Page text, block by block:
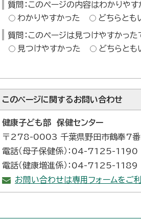
質問：このページの内容はわかりや
わかりやすかった
どちらとも
質問：このページは見つけやすかった
見つけやすかった
どちらとも
このページに関するお問い合わせ
健康子ども部 保健センター
〒278-0003 千葉県野田市鶴奉7
電話（母子保健係）：04-7125-1190
電話（健康増進係）：04-7125-1189
お問い合わせは専用フォームをご利